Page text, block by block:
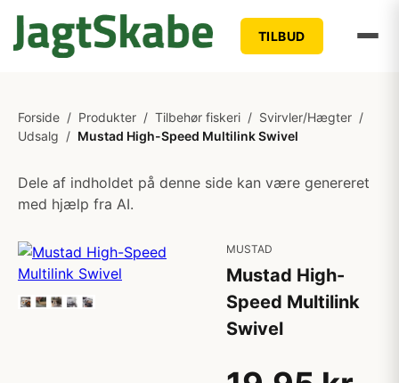
TILBUD
Forside / Produkter / Tilbehør fiskeri / Svirvler/Hægter /
Udsalg / Mustad High-Speed Multilink Swivel
Dele af indholdet på denne side kan være genereret
med hjælp fra AI.
MUSTAD
Mustad High-
Speed Multilink
Swivel